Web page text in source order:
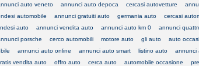
auto veneto annunci auto depoca cercasi autovetture
automobile annunci gratuiti auto germania auto cercasi
auto annunci vendita auto annunci auto km 0 annunci
porsche cerco automobili motore auto gli auto auto
annunci auto online annunci auto smart listino auto annunci
vendita auto offro auto cerca auto automobile occasione